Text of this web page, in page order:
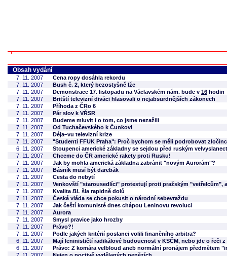
Obsah vydání
7. 11. 2007
Cena ropy dosáhla rekordu
7. 11. 2007
Bush č. 2, který bezostyšně lže
7. 11. 2007
Demonstrace 17. listopadu na Václavském nám. bude v 16 hodin
7. 11. 2007
Britští televizní diváci hlasovali o nejabsurdnějších zákonech
7. 11. 2007
Příhoda z ČRo 6
7. 11. 2007
Pár slov k VŘSR
7. 11. 2007
Budeme mluvit i o tom, co jsme nezažili
7. 11. 2007
Od Tuchačevského k Čunkovi
7. 11. 2007
Déja–vu televizní krize
7. 11. 2007
"Studenti FFUK Praha": Proč bychom se měli podrobovat
6. 11. 2007
Stoupenci americké základny se sejdou před ruským
7. 11. 2007
Chceme do ČR americké rakety proti Rusku!
7. 11. 2007
Jak by mohla americká základna zabránit "novým Aurorám"?
7. 11. 2007
Básník musí být darebák
7. 11. 2007
Cesta do nebytí
7. 11. 2007
Venkovští "starousedlíci" protestují proti pražským "vetřelcům",
7. 11. 2007
Kvalita BL šla rapidně dolů
7. 11. 2007
Česká vláda se chce pokusit o národní sebevraždu
7. 11. 2007
Jak čeští komunisté dnes chápou Leninovu revoluci
7. 11. 2007
Aurora
7. 11. 2007
Smysl pravice jako hrozby
7. 11. 2007
Právo?!
7. 11. 2007
Podle jakých kritérií poslanci volili finančního arbitra?
6. 11. 2007
Mají leninističtí radikálové budoucnost v KSČM, nebo jde o řeči
6. 11. 2007
Právo: Z komára velbloud aneb normální pronájem předmětem